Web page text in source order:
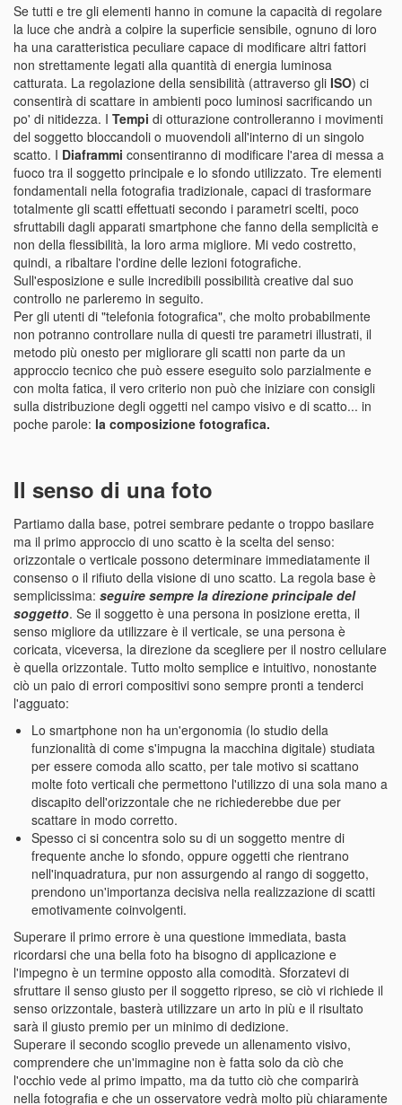
Se tutti e tre gli elementi hanno in comune la capacità di regolare
la luce che andrà a colpire la superficie sensibile, ognuno di loro
ha una caratteristica peculiare capace di modificare altri fattori
non strettamente legati alla quantità di energia luminosa
catturata. La regolazione della sensibilità (attraverso gli ISO) ci
consentirà di scattare in ambienti poco luminosi sacrificando un
po' di nitidezza. I Tempi di otturazione controlleranno i movimenti
del soggetto bloccandoli o muovendoli all'interno di un singolo
scatto. I Diaframmi consentiranno di modificare l'area di messa a
fuoco tra il soggetto principale e lo sfondo utilizzato. Tre elementi
fondamentali nella fotografia tradizionale, capaci di trasformare
totalmente gli scatti effettuati secondo i parametri scelti, poco
sfruttabili dagli apparati smartphone che fanno della semplicità e
non della flessibilità, la loro arma migliore. Mi vedo costretto,
quindi, a ribaltare l'ordine delle lezioni fotografiche.
Sull'esposizione e sulle incredibili possibilità creative dal suo
controllo ne parleremo in seguito.
Per gli utenti di "telefonia fotografica", che molto probabilmente
non potranno controllare nulla di questi tre parametri illustrati, il
metodo più onesto per migliorare gli scatti non parte da un
approccio tecnico che può essere eseguito solo parzialmente e
con molta fatica, il vero criterio non può che iniziare con consigli
sulla distribuzione degli oggetti nel campo visivo e di scatto... in
poche parole: la composizione fotografica.
Il senso di una foto
Partiamo dalla base, potrei sembrare pedante o troppo basilare
ma il primo approccio di uno scatto è la scelta del senso:
orizzontale o verticale possono determinare immediatamente il
consenso o il rifiuto della visione di uno scatto. La regola base è
semplicissima: seguire sempre la direzione principale del
soggetto. Se il soggetto è una persona in posizione eretta, il
senso migliore da utilizzare è il verticale, se una persona è
coricata, viceversa, la direzione da scegliere per il nostro cellulare
è quella orizzontale. Tutto molto semplice e intuitivo, nonostante
ciò un paio di errori compositivi sono sempre pronti a tenderci
l'agguato:
Lo smartphone non ha un'ergonomia (lo studio della
funzionalità di come s'impugna la macchina digitale) studiata
per essere comoda allo scatto, per tale motivo si scattano
molte foto verticali che permettono l'utilizzo di una sola mano a
discapito dell'orizzontale che ne richiederebbe due per
scattare in modo corretto.
Spesso ci si concentra solo su di un soggetto mentre di
frequente anche lo sfondo, oppure oggetti che rientrano
nell'inquadratura, pur non assurgendo al rango di soggetto,
prendono un'importanza decisiva nella realizzazione di scatti
emotivamente coinvolgenti.
Superare il primo errore è una questione immediata, basta
ricordarsi che una bella foto ha bisogno di applicazione e
l'impegno è un termine opposto alla comodità. Sforzatevi di
sfruttare il senso giusto per il soggetto ripreso, se ciò vi richiede il
senso orizzontale, basterà utilizzare un arto in più e il risultato
sarà il giusto premio per un minimo di dedizione.
Superare il secondo scoglio prevede un allenamento visivo,
comprendere che un'immagine non è fatta solo da ciò che
l'occhio vede al primo impatto, ma da tutto ciò che comparirà
nella fotografia e che un osservatore vedrà molto più chiaramente